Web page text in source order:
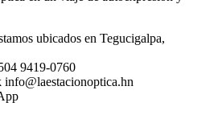
ubicados en Tegucigalpa,
9419-0760
info@laestacionoptica.hn